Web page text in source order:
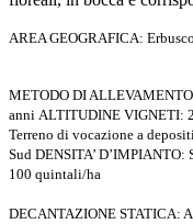
AREA GEOGRAFICA:
METODO DI
anni ALTITUDINE VIGNETI:
Terreno di vocazione a
Sud DENSITA’
100 quintali/ha
DECANTAZIONE STATICA: